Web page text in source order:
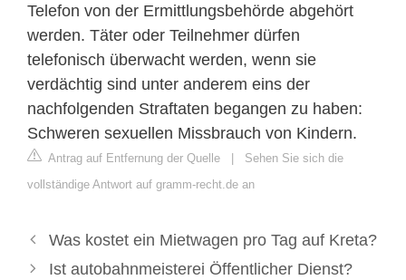
Telefon von der Ermittlungsbehörde abgehört
werden. Täter oder Teilnehmer dürfen
telefonisch überwacht werden, wenn sie
verdächtig sind unter anderem eins der
nachfolgenden Straftaten begangen zu haben:
Schweren sexuellen Missbrauch von Kindern.
Antrag auf Entfernung der Quelle | Sehen Sie sich die
vollständige Antwort auf gramm-recht.de an
Was kostet ein Mietwagen pro Tag auf Kreta?
Ist autobahnmeisterei Öffentlicher Dienst?